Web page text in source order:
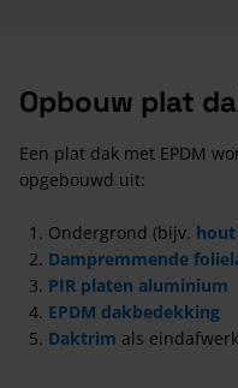
Opbouw plat
Een plat dak met EPDM
opgebouwd uit:
Ondergrond (bijv. hout
Dampremmende
PIR platen aluminium
EPDM dakbedekking
Daktrim als